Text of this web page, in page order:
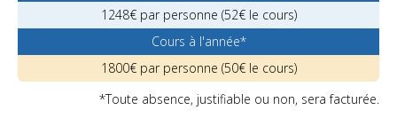
1248€ par personne (52€ le cours)
Cours à l'année*
1800€ par personne (50€ le cours)
*Toute absence, justifiable ou non, sera facturée.